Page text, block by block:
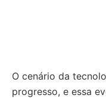
O cenário da
progresso, e essa